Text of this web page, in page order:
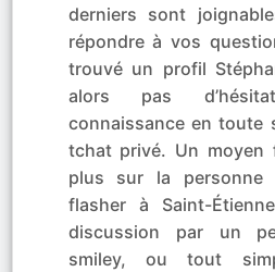
derniers sont
répondre à vos
trouvé un profil
alors pas
connaissance en toute
tchat privé. Un moyen
plus sur la
flasher à Saint-
discussion par un
smiley, ou tout